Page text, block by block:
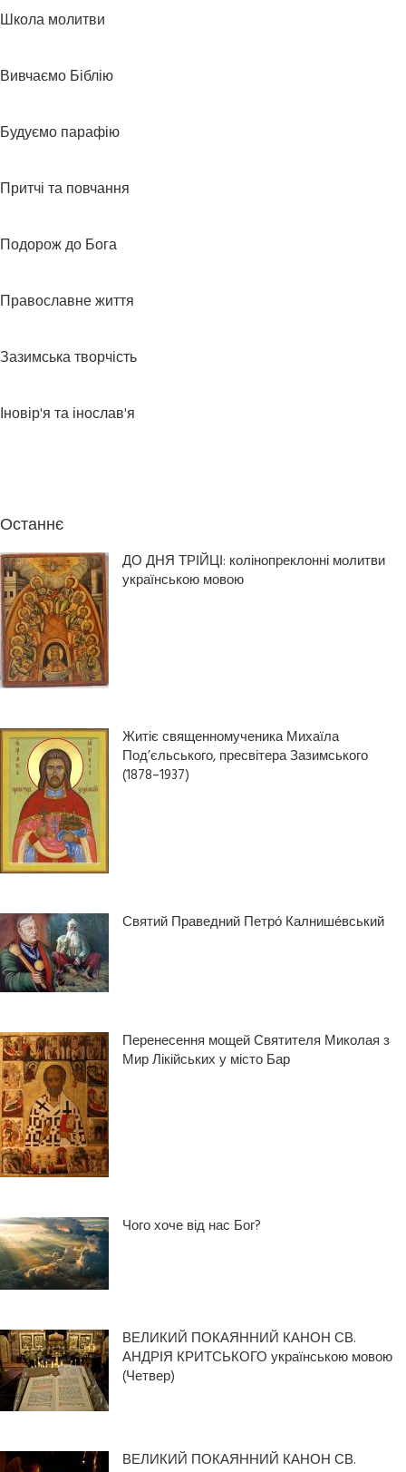
Школа молитви
Вивчаємо Біблію
Будуємо парафію
Притчі та повчання
Подорож до Бога
Православне життя
Зазимська творчість
Іновір'я та інослав'я
Останнє
ДО ДНЯ ТРІЙЦІ: колінопреклонні молитви
українською мовою
Житіє священномученика Михаїла
Под’єльського, пресвітера Зазимського
(1878–1937)
Святий Праведний Петро́ Калнише́вський
Перенесення мощей Святителя Миколая з
Мир Лікійських у місто Бар
Чого хоче від нас Бог?
ВЕЛИКИЙ ПОКАЯННИЙ КАНОН СВ.
АНДРІЯ КРИТСЬКОГО українською мовою
(Четвер)
ВЕЛИКИЙ ПОКАЯННИЙ КАНОН СВ.